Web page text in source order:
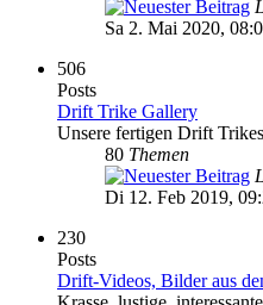
Sa 2. Mai 2020,
506
Posts
Drift Trike Gallery
Unsere fertigen Drift Trikes
80 Themen
Di 12. Feb 2019,
230
Posts
Drift-Videos, Bilder aus